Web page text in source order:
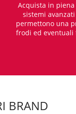
Acquista in
sistemi
permettono una
frodi ed
BRAND